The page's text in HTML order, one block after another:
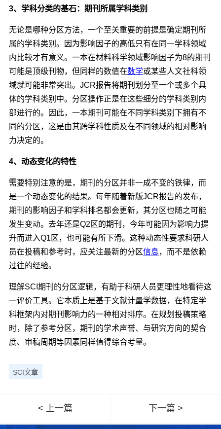
3、学科分类的基石：期刊所属学科类别
无论是哪种分区方法，一个至关重要的前提是确定期刊所
属的学科类别。因为影响因子的高低只有在同一学科领域
内比较才有意义。一本在材料科学领域影响因子为8的期刊
可能是顶级刊物，但同样的数值在数学或某些人文社科领
域就可能非常突出。JCR报告将期刊划分至一个或多个具
体的学科类别中。分区操作正是在这些细分的学科类别内
部进行的。因此，一本期刊可能在不同学科类别下拥有不
同的分区，这是由其跨学科性质及在不同领域的相对影响
力决定的。
4、动态变化的特性
需要特别注意的是，期刊的分区并非一成不变的铁律，而
是一个动态变化的结果。每年随着新版JCR报告的发布，
期刊的影响因子和学科排名都会更新，其分区也随之可能
发生变动。去年还是Q2区的期刊，今年可能因为影响力提
升而进入Q1区，也可能有所下滑。这种动态性要求科研人
员在投稿和参考时，应关注最新的分区信息，而不是依赖
过往的经验。
理解SCI期刊的分区逻辑，有助于科研人员更理性地看待这
一评价工具。它本质上是基于文献计量学数据，在特定学
科框架内对期刊影响力的一种相对排序。在规划投稿策略
时，除了参考分区，期刊的学术声誉、与研究方向的契合
度、审稿周期等因素同样值得综合考量。
SCI文章
< 上一篇 下一篇 >